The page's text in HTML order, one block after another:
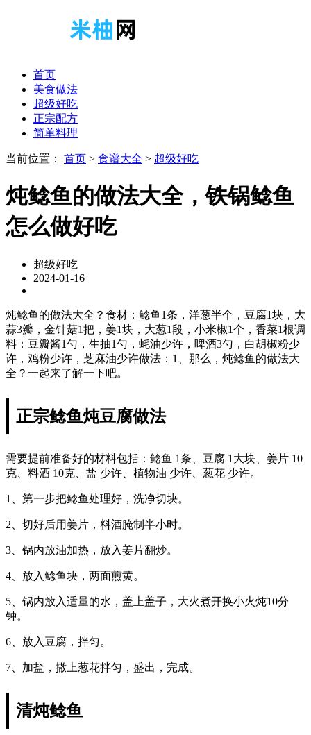
首页
美食做法
超级好吃
正宗配方
简单料理
当前位置： 首页 > 食谱大全 > 超级好吃
炖鲶鱼的做法大全，铁锅鲶鱼
怎么做好吃
超级好吃
2024-01-16
炖鲶鱼的做法大全？食材：鲶鱼1条，洋葱半个，豆腐1块，大
蒜3瓣，金针菇1把，姜1块，大葱1段，小米椒1个，香菜1根调
料：豆瓣酱1勺，生抽1勺，蚝油少许，啤酒3勺，白胡椒粉少
许，鸡粉少许，芝麻油少许做法：1、那么，炖鲶鱼的做法大
全？一起来了解一下吧。
正宗鲶鱼炖豆腐做法
需要提前准备好的材料包括：鲶鱼 1条、豆腐 1大块、姜片 10
克、料酒 10克、盐 少许、植物油 少许、葱花 少许。
1、第一步把鲶鱼处理好，洗净切块。
2、切好后用姜片，料酒腌制半小时。
3、锅内放油加热，放入姜片翻炒。
4、放入鲶鱼块，两面煎黄。
5、锅内放入适量的水，盖上盖子，大火煮开换小火炖10分
钟。
6、放入豆腐，拌匀。
7、加盐，撒上葱花拌匀，盛出，完成。
清炖鲶鱼